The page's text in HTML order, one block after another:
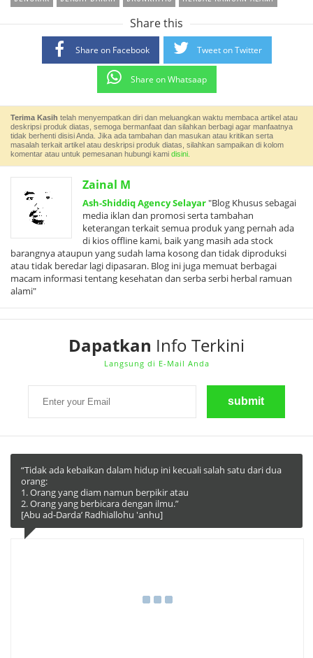
Share this
Share on Facebook Tweet on Twitter
Share on Whatsaap
Terima Kasih telah menyempatkan diri dan meluangkan waktu membaca artikel atau
deskripsi produk diatas, semoga bermanfaat dan silahkan berbagi agar manfaatnya
tidak berhenti disisi Anda. Jika ada tambahan dan masukan atau kritikan serta
masalah terkait artikel atau deskripsi produk diatas, silahkan sampaikan di kolom
komentar atau untuk pemesanan hubungi kami disini.
Zainal M
Ash-Shiddiq Agency Selayar"Blog Khusus sebagai
media iklan dan promosi serta tambahan
keterangan terkait semua produk yang pernah ada
di kios offline kami, baik yang masih ada stock
barangnya ataupun yang sudah lama kosong dan tidak diproduksi
atau tidak beredar lagi dipasaran. Blog ini juga memuat berbagai
macam informasi tentang kesehatan dan serba serbi herbal ramuan
alami"
Dapatkan Info Terkini
Langsung di E-Mail Anda
“Tidak ada kebaikan dalam hidup ini kecuali salah satu dari dua
orang:
1. Orang yang diam namun berpikir atau
2. Orang yang berbicara dengan ilmu.”
[Abu ad-Darda’ Radhiallohu 'anhu]